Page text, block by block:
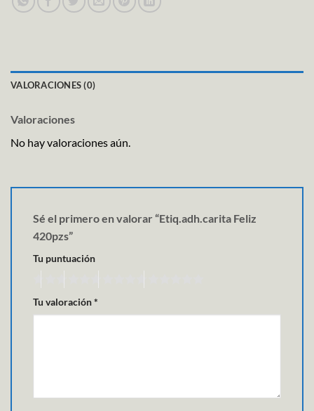
VALORACIONES (0)
Valoraciones
No hay valoraciones aún.
Sé el primero en valorar “Etiq.adh.carita Feliz
420pzs”
Tu puntuación
Tu valoración*